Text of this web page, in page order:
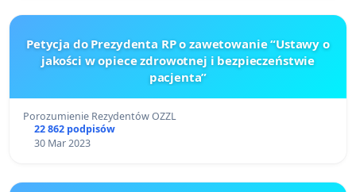
Petycja do Prezydenta RP o zawetowanie “Ustawy o
jakości w opiece zdrowotnej i bezpieczeństwie
pacjenta”
Porozumienie Rezydentów OZZL
22 862 podpisów
30 Mar 2023